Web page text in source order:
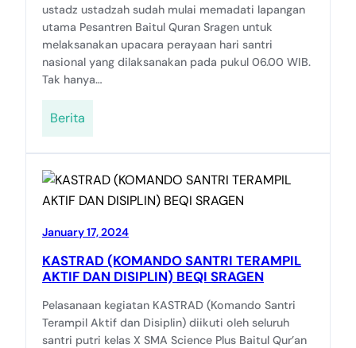
ustadz ustadzah sudah mulai memadati lapangan
utama Pesantren Baitul Quran Sragen untuk
melaksanakan upacara perayaan hari santri
nasional yang dilaksanakan pada pukul 06.00 WIB.
Tak hanya…
Berita
January 17, 2024
KASTRAD (KOMANDO SANTRI TERAMPIL
AKTIF DAN DISIPLIN) BEQI SRAGEN
Pelasanaan kegiatan KASTRAD (Komando Santri
Terampil Aktif dan Disiplin) diikuti oleh seluruh
santri putri kelas X SMA Science Plus Baitul Qur’an